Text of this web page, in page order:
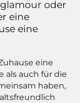
oder
eine
eine
eine
als auch für die
haben,